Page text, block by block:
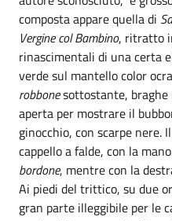
composta appare quella di
Vergine col Bambino, ritratto
rinascimentali di una certa
verde sul mantello color
robbonesottostante, braghe
aperta per mostrare il
ginocchio, con scarpe nere.
cappello a falde, con la
bordone, mentre con la
Ai piedi del trittico, su due
gran parte illeggibile per le